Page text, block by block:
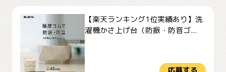
【楽天ランキング1位実績あり】洗
濯機かさ上げ台（防振・防音ゴ...